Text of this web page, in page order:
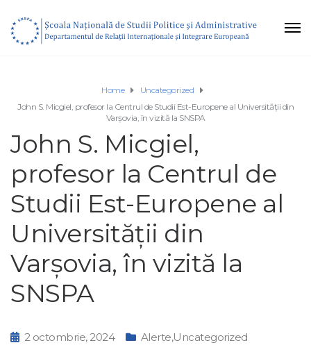
Home
Uncategorized
John S. Micgiel, profesor la Centrul de Studii Est-Europene al Universității din
Varşovia, în vizită la SNSPA
John S. Micgiel,
profesor la Centrul de
Studii Est-Europene al
Universității din
Varşovia, în vizită la
SNSPA
2 octombrie, 2024 Alerte,Uncategorized